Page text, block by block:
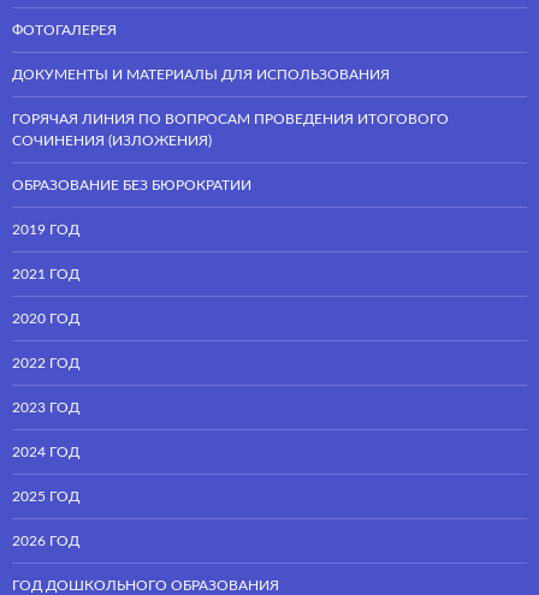
ФОТОГАЛЕРЕЯ
ДОКУМЕНТЫ И МАТЕРИАЛЫ ДЛЯ ИСПОЛЬЗОВАНИЯ
ГОРЯЧАЯ ЛИНИЯ ПО ВОПРОСАМ ПРОВЕДЕНИЯ ИТОГОВОГО
СОЧИНЕНИЯ (ИЗЛОЖЕНИЯ)
ОБРАЗОВАНИЕ БЕЗ БЮРОКРАТИИ
2019 ГОД
2021 ГОД
2020 ГОД
2022 ГОД
2023 ГОД
2024 ГОД
2025 ГОД
2026 ГОД
ГОД ДОШКОЛЬНОГО ОБРАЗОВАНИЯ